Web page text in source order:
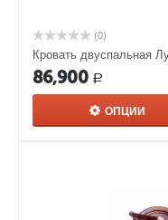
(0)
Кровать двуспальная
86,900 Р
ОПЦИИ